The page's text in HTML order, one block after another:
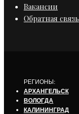
Вакансии
Обратная связь
РЕГИОНЫ:
АРХАНГЕЛЬСК
ВОЛОГДА
КАЛИНИНГРАД